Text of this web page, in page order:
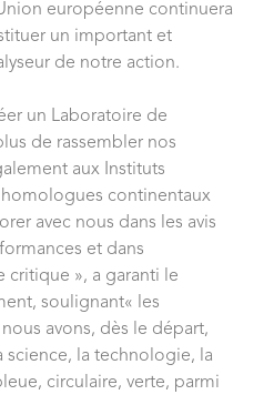
européenne continuera
un important et
de notre action.
un Laboratoire de
de rassembler nos
aux Instituts
homologues continentaux
avec nous dans les avis
et dans
critique », a garanti le
soulignant« les
avons, dès le départ,
science, la technologie, la
circulaire, verte, parmi